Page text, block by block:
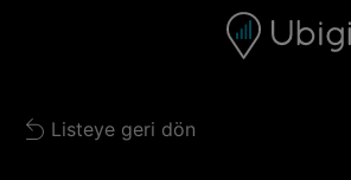
Gezinme çubuğu Alt bilgi
Back to list
Listeye geri dön